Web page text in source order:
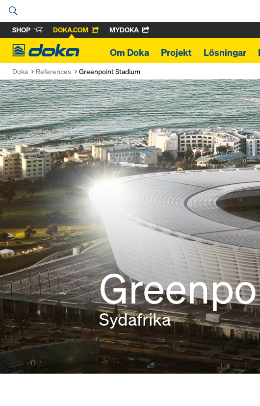
SHOP DOKA.COM MYDOKA
Doka
Om Doka Projekt Lösningar
Doka References Greenpoint Stadium
Sydafrika